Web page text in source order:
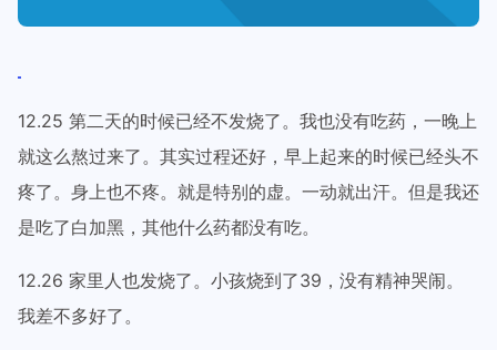
12.25 第二天的时候已经不发烧了。我也没有吃药，一晚上
就这么熬过来了。其实过程还好，早上起来的时候已经头不
疼了。身上也不疼。就是特别的虚。一动就出汗。但是我还
是吃了白加黑，其他什么药都没有吃。
12.26 家里人也发烧了。小孩烧到了39，没有精神哭闹。
我差不多好了。